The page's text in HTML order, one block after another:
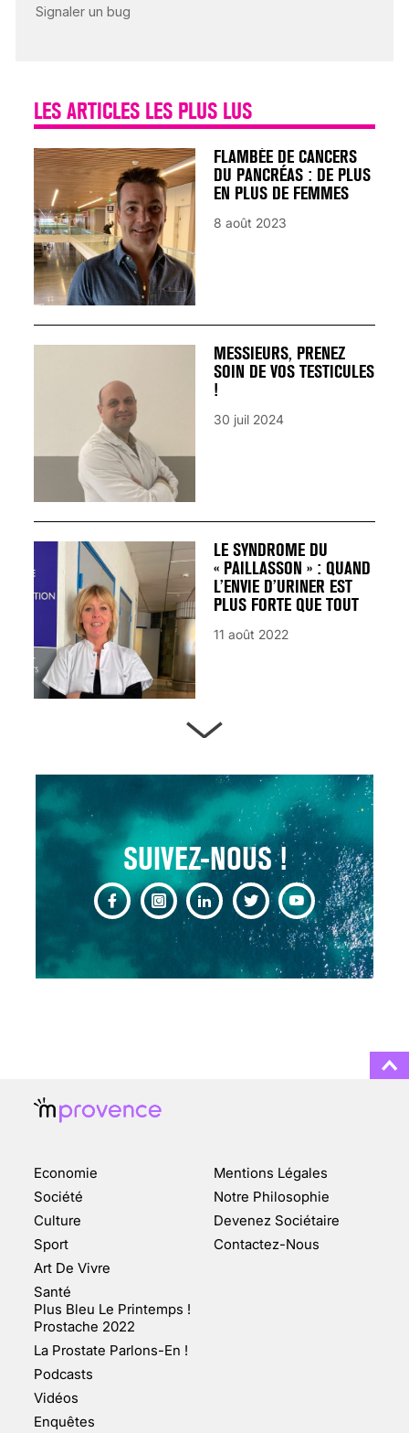
SUIVEZ-NOUS !
LES ARTICLES LES PLUS LUS
FLAMBÉE DE CANCERS
DU PANCRÉAS : DE PLUS
EN PLUS DE FEMMES
8 août 2023
MESSIEURS, PRENEZ
SOIN DE VOS TESTICULES
!
30 juil 2024
LE SYNDROME DU
« PAILLASSON » : QUAND
L’ENVIE D’URINER EST
PLUS FORTE QUE TOUT
11 août 2022
13 août 2024
CHANGEMENT DE SEXE :
DES DEMANDES
TOUJOURS PLUS
FAIT SURFACE À
MARSEILLE (1/5)
10 jan 2022
Economie
Société
Culture
Sport
Art De Vivre
Santé
Plus Bleu Le Printemps !
Prostache 2022
La Prostate Parlons-En !
Podcasts
Vidéos
Enquêtes
Mentions Légales
Notre Philosophie
Devenez Sociétaire
Contactez-Nous